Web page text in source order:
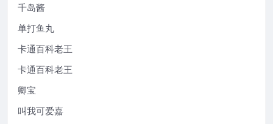
千岛酱
单打鱼丸
卡通百科老王
卡通百科老王
卿宝
叫我可爱嘉